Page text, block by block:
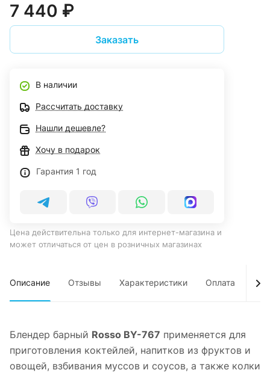
7 440 ₽
Заказать
В наличии
Рассчитать доставку
Нашли дешевле?
Хочу в подарок
Гарантия 1 год
Цена действительна только для интернет-магазина и
может отличаться от цен в розничных магазинах
Описание Отзывы Характеристики Оплата
Блендер барный Rosso BY-767 применяется для
приготовления коктейлей, напитков из фруктов и
овощей, взбивания муссов и соусов, а также колки